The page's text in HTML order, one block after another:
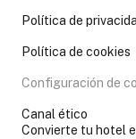
Política de
Política de cookies
Configuración de
Canal ético
Convierte tu hotel